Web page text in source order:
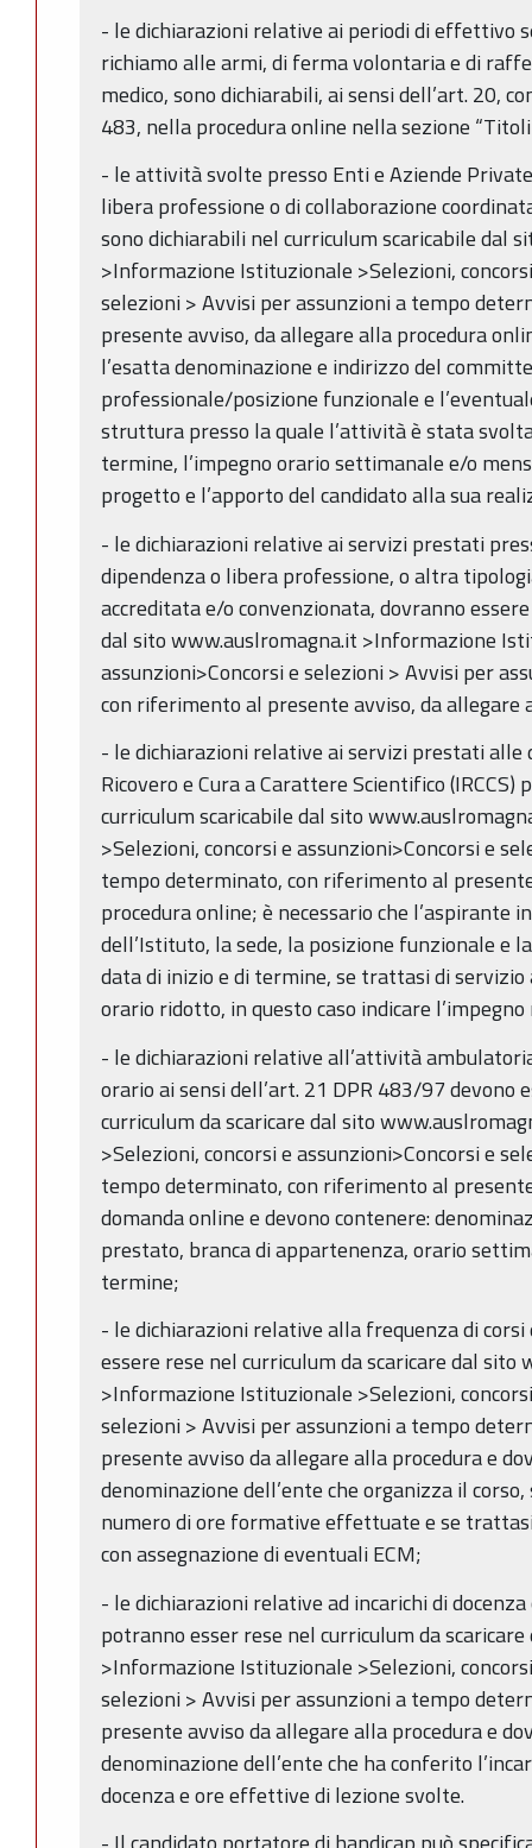
- le dichiarazioni relative ai periodi di effettivo
richiamo alle armi, di ferma volontaria e di
medico, sono dichiarabili, ai sensi dell’art. 20,
483, nella procedura online nella sezione
- le attività svolte presso Enti e Aziende
libera professione o di collaborazione
sono dichiarabili nel curriculum scaricabile dal
>Informazione Istituzionale >Selezioni,
selezioni > Avvisi per assunzioni a tempo
presente avviso, da allegare alla procedura
l’esatta denominazione e indirizzo del
professionale/posizione funzionale e
struttura presso la quale l’attività è stata
termine, l’impegno orario settimanale e/o
progetto e l’apporto del candidato alla sua
- le dichiarazioni relative ai servizi prestati
dipendenza o libera professione, o altra
accreditata e/o convenzionata, dovranno
dal sito www.auslromagna.it >Informazione
assunzioni>Concorsi e selezioni > Avvisi per
con riferimento al presente avviso, da allegare
- le dichiarazioni relative ai servizi prestati
Ricovero e Cura a Carattere Scientifico
curriculum scaricabile dal sito
>Selezioni, concorsi e assunzioni>Concorsi e
tempo determinato, con riferimento al
procedura online; è necessario che l’aspirante
dell’Istituto, la sede, la posizione funzionale e
data di inizio e di termine, se trattasi di
orario ridotto, in questo caso indicare l’impegno
- le dichiarazioni relative all’attività
orario ai sensi dell’art. 21 DPR 483/97 devono
curriculum da scaricare dal sito
>Selezioni, concorsi e assunzioni>Concorsi e
tempo determinato, con riferimento al
domanda online e devono contenere:
prestato, branca di appartenenza, orario
termine;
- le dichiarazioni relative alla frequenza di
essere rese nel curriculum da scaricare dal sito
>Informazione Istituzionale >Selezioni,
selezioni > Avvisi per assunzioni a tempo
presente avviso da allegare alla procedura e
denominazione dell’ente che organizza il
numero di ore formative effettuate e se
con assegnazione di eventuali ECM;
- le dichiarazioni relative ad incarichi di
potranno esser rese nel curriculum da
>Informazione Istituzionale >Selezioni,
selezioni > Avvisi per assunzioni a tempo
presente avviso da allegare alla procedura e
denominazione dell’ente che ha conferito
docenza e ore effettive di lezione svolte.